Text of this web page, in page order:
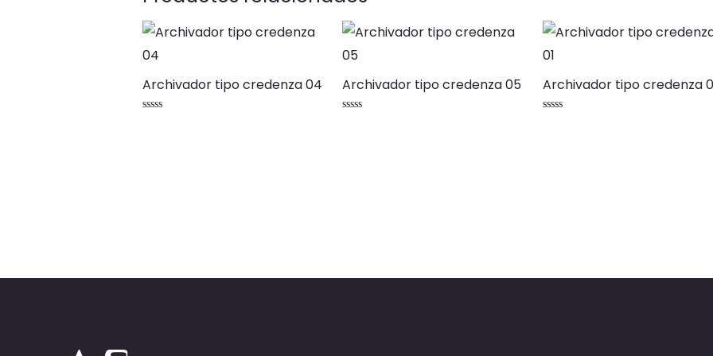
Archivador tipo credenza 04 Archivador tipo credenza 05 Archivador tipo credenza